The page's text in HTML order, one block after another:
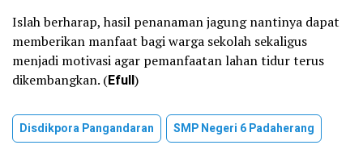
Islah berharap, hasil penanaman jagung nantinya dapat
memberikan manfaat bagi warga sekolah sekaligus
menjadi motivasi agar pemanfaatan lahan tidur terus
dikembangkan. (Efull)
Disdikpora Pangandaran
SMP Negeri 6 Padaherang